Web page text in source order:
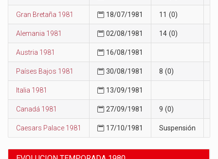
Gran Bretaña 1981 18/07/1981 11 (0)
Alemania 1981 02/08/1981 14 (0)
Austria 1981 16/08/1981
Países Bajos 1981 30/08/1981 8 (0)
Italia 1981 13/09/1981
Canadá 1981 27/09/1981 9 (0)
Caesars Palace 1981 17/10/1981 Suspensión